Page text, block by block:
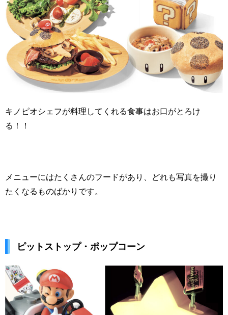
キノピオシェフが料理してくれる食事はお口がとろけ
る！！
メニューにはたくさんのフードがあり、どれも写真を撮り
たくなるものばかりです。
ピットストップ・ポップコーン